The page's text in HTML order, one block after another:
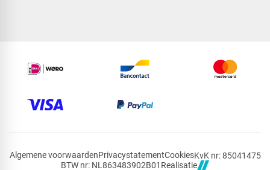
Algemene voorwaardenPrivacystatementCookiesKvK nr: 85041475
BTW nr: NL863483902B01 Realisatie